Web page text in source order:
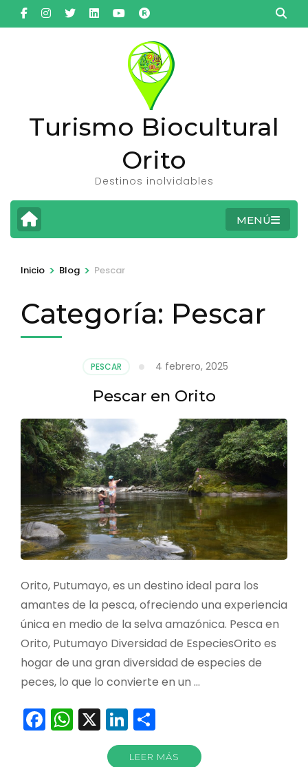
Saltar
al
Intro)Turismo Biocultural
Orito
Destinos inolvidables
MENÚ
Inicio > Blog > Pescar
Categoría: Pescar
PESCAR 4 febrero, 2025
Pescar en Orito
Orito, Putumayo, es un destino ideal para los
amantes de la pesca, ofreciendo una experiencia
única en medio de la selva amazónica. Pesca en
Orito, Putumayo Diversidad de EspeciesOrito es
hogar de una gran diversidad de especies de
peces, lo que lo convierte en un …
Facebook
WhatsApp
X LinkedIn
LEER MÁS